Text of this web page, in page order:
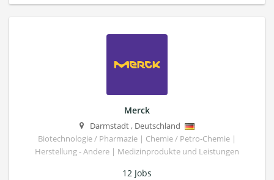
Merck
Darmstadt, Deutschland
Biotechnologie / Pharmazie | Chemie / Petro-Chemie |
Herstellung - Andere | Medizinprodukte und Leistungen
12 Jobs